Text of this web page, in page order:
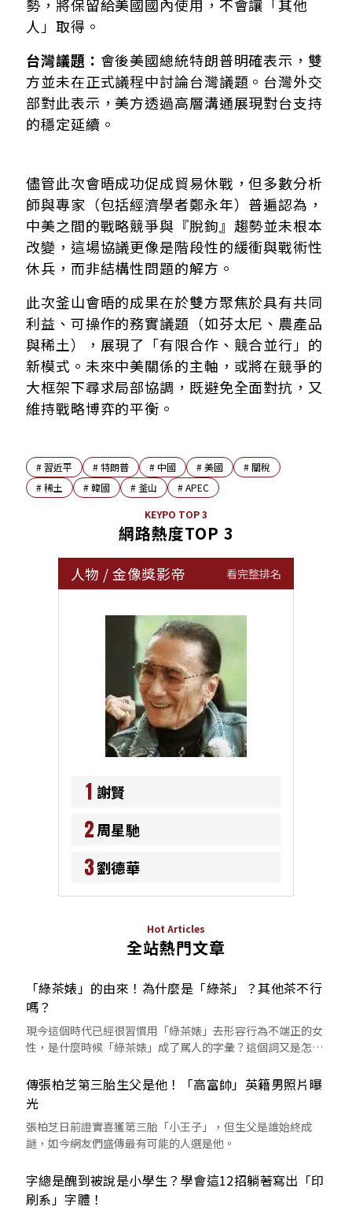
勢，將保留給美國國內使用，不會讓「其他
人」取得。
台灣議題： 會後美國總統特朗普明確表示，雙
方並未在正式議程中討論台灣議題。台灣外交
部對此表示，美方透過高層溝通展現對台支持
的穩定延續。
儘管此次會晤成功促成貿易休戰，但多數分析
師與專家（包括經濟學者鄭永年）普遍認為，
中美之間的戰略競爭與『脫鉤』趨勢並未根本
改變，這場協議更像是階段性的緩衝與戰術性
休兵，而非結構性問題的解方。
此次釜山會晤的成果在於雙方聚焦於具有共同
利益、可操作的務實議題（如芬太尼、農產品
與稀土），展現了「有限合作、競合並行」的
新模式。未來中美關係的主軸，或將在競爭的
大框架下尋求局部協調，既避免全面對抗，又
維持戰略博弈的平衡。
#習近平 # 特朗普 #中國 #美國 #關稅
#稀土 #韓國 # 釜山 #APEC
KEYPO TOP 3
網路熱度TOP 3
人物 /金像獎影帝 看完整排名
1 謝賢
2周星馳
3劉德華
Hot Articles
全站熱門文章
「綠茶婊」的由來！為什麼是「綠茶」？其他茶不行
嗎？
現今這個時代已經很習慣用「綠茶婊」去形容行為不端正的女
性，是什麼時候「綠茶婊」成了罵人的字彙？這個詞又是怎麼
傳張柏芝第三胎生父是他！「高富帥」英籍男照片曝
光
張柏芝日前證實喜獲第三胎「小王子」，但生父是誰始終成
謎，如今網友們盛傳最有可能的人選是他。
字總是醜到被說是小學生？學會這12招躺著寫出「印
刷系」字體！